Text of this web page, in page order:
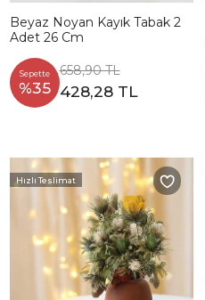
Beyaz Noyan Kayık Tabak 2
Adet 26 Cm
Sepette
%35
658,90 TL
428,28 TL
Hızlı Teslimat